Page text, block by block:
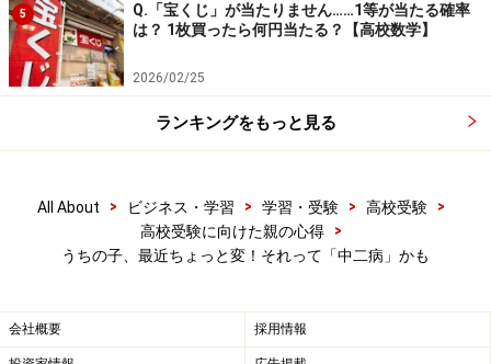
5
Q.「宝くじ」が当たりません……1等が当たる確率
は？ 1枚買ったら何円当たる？【高校数学】
2026/02/25
ランキングをもっと見る
All About > ビジネス・学習 > 学習・受験 > 高校受験
>
高校受験に向けた親の心得
>
うちの子、最近ちょっと変！それって「中二病」かも
会社概要 採用情報